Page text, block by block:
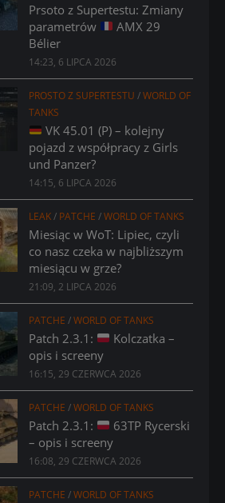
Prsoto z Supertestu: Zmiany
parametrów
AMX 29
Bélier
14:23, 6 LIPCA 2026
PROSTO Z SUPERTESTU /WORLD OF
TANKS
VK 45.01 (P) – kolejny
pojazd z współpracy z Girls
und Panzer?
14:15, 6 LIPCA 2026
LEAK/ PATCHE /WORLD OF TANKS
Miesiąc w WoT: Lipiec, czyli
co nasz czeka w najbliższym
miesiącu w grze?
21:09, 2 LIPCA 2026
PATCHE /WORLD OF TANKS
Patch 2.3.1:
Kolczatka –
opis i screeny
16:15, 29 CZERWCA 2026
PATCHE /WORLD OF TANKS
Patch 2.3.1:
63TP Rycerski
– opis i screeny
16:08, 29 CZERWCA 2026
PATCHE /WORLD OF TANKS